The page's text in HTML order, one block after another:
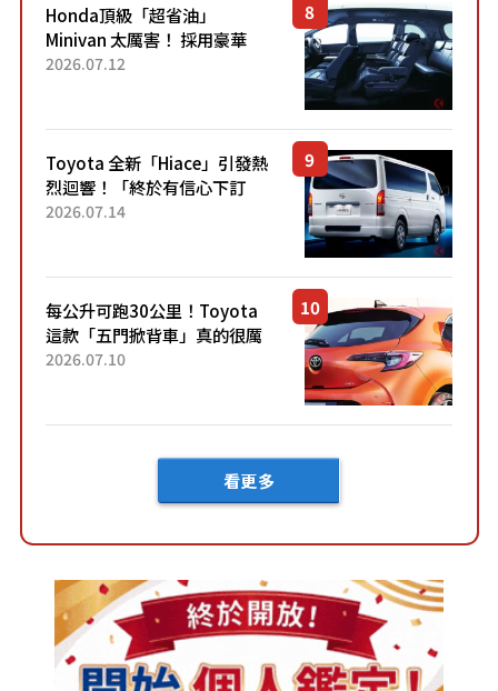
Honda頂級「超省油」
Minivan 太厲害！ 採用豪華
「真皮座椅」與專屬「黑色內
「三...
2026.07.12
Toyota 全新「Hiace」引發熱
烈迴響！「終於有信心下訂
了！」「哪個等級交車最
車？...
2026.07.14
每公升可跑30公里！Toyota
這款「五門掀背車」真的很厲
害！ 擁有全長4.3公尺的「剛剛
2026.07.10
看更多